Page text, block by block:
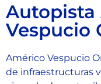
Autopista
Vespucio
Américo Vespucio
de infraestructuras